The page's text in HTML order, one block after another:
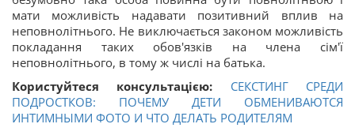
мати можливість надавати позитивний вплив на
неповнолітнього. Не виключається законом можливість
покладання таких обов'язків на члена сім'ї
неповнолітнього, в тому ж числі на батька.
Користуйтеся консультацією: СЕКСТИНГ СРЕДИ
ПОДРОСТКОВ: ПОЧЕМУ ДЕТИ ОБМЕНИВАЮТСЯ
ИНТИМНЫМИ ФОТО И ЧТО ДЕЛАТЬ РОДИТЕЛЯМ